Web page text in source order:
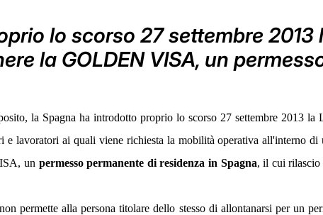
lo scorso 27 settembre 2013
la GOLDEN VISA, un
la Spagna ha introdotto proprio lo scorso 27 settembre 2013 la
e lavoratori ai quali viene richiesta la mobilità operativa all'interno
un permesso permanente di residenza in Spagna, il cui rilascio
permette alla persona titolare dello stesso di allontanarsi per un